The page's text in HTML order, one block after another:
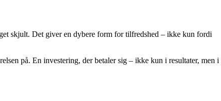
skjult. Det giver en dybere form for tilfredshed – ikke kun fordi
på. En investering, der betaler sig – ikke kun i resultater, men i